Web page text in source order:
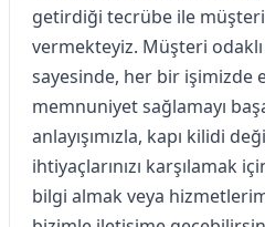
getirdiği tecrübe ile
vermekteyiz. Müşteri odaklı
sayesinde, her bir işimizde
memnuniyet sağlamayı
anlayışımızla, kapı kilidi
ihtiyaçlarınızı karşılamak
bilgi almak veya